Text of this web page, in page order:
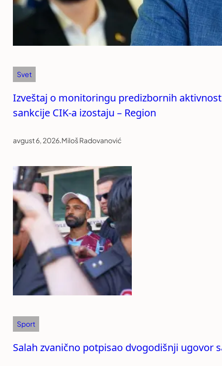
Svet
Izveštaj o monitoringu predizbornih
sankcije CIK-a izostaju – Region
avgust 6, 2026.Miloš Radovanović
Sport
Salah zvanično potpisao dvogodišnji ugovor